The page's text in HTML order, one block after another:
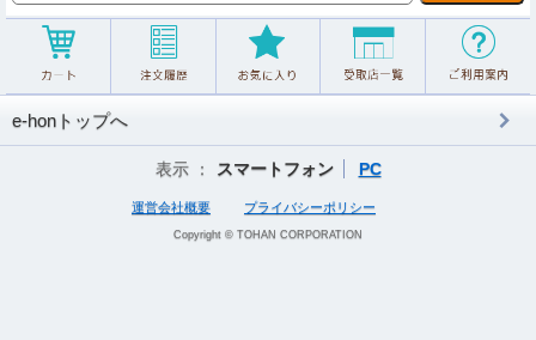
e-honトップへ
表示 ： スマートフォン PC
運営会社概要 プライバシーポリシー
Copyright © TOHAN CORPORATION